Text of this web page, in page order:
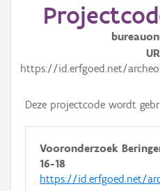
https://id.erfgoed.net/
Deze projectcode wordt
Vooronderzoek
16-18
https://id.erfgoed.net/